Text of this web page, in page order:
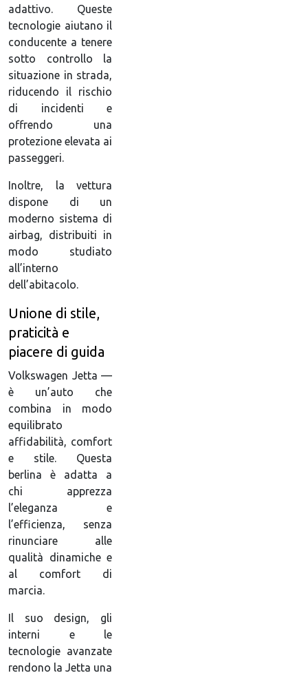
adattivo. Queste
tecnologie aiutano il
conducente a tenere
sotto controllo la
situazione in strada,
riducendo il rischio
di incidenti e
offrendo una
protezione elevata ai
passeggeri.
Inoltre, la vettura
dispone di un
moderno sistema di
airbag, distribuiti in
modo studiato
all’interno
dell’abitacolo.
Unione di stile,
praticità e
piacere di guida
Volkswagen Jetta —
è un’auto che
combina in modo
equilibrato
affidabilità, comfort
e stile. Questa
berlina è adatta a
chi apprezza
l’eleganza e
l’efficienza, senza
rinunciare alle
qualità dinamiche e
al comfort di
marcia.
Il suo design, gli
interni e le
tecnologie avanzate
rendono la Jetta una